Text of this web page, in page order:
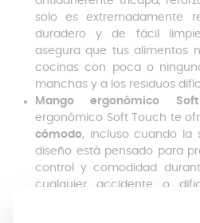
solo es extremadamente
duradero y de fácil
asegura que tus alimentos
cocinas con poca o
manchas y a los residuos
Mango ergonómico
ergonómico Soft Touch te
cómodo, incluso cuando la
diseño está pensado para
control y comodidad
cualquier accidente o